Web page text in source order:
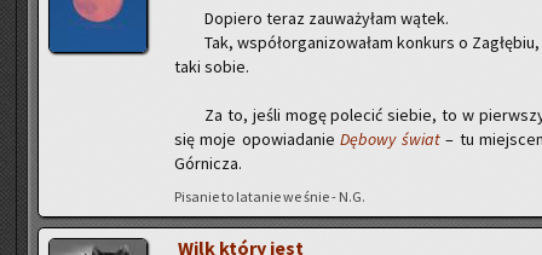
Do­pie­ro teraz za­uwa­ży­łam wątek.
Tak, współ­or­ga­ni­zo­wa­łam kon­kurs o
taki sobie.
Za to, jeśli mogę po­le­cić sie­bie, to w
się moje opo­wia­da­nieDę­bo­wy świat– tu
Gór­ni­cza.
Pi­sa­nie to la­ta­nie we śnie - N.G.
Wilk który jest